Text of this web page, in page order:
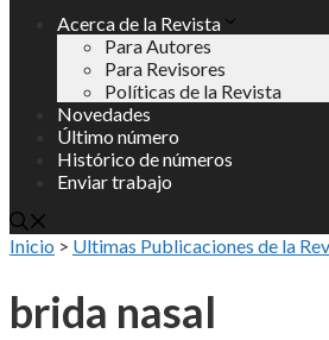
Acerca de la Revista
Para Autores
Para Revisores
Políticas de la Revista
Novedades
Último número
Histórico de números
Enviar trabajo
Inicio > Ultimas Publicaciones de la
brida nasal